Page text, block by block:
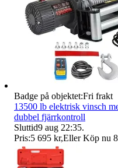
Ersättning om varan
Badge på objektet:Fri frakt
13500 lb elektrisk vinsch
dubbel fjärrkontroll
Sluttid9 aug 22:35.
Pris:5 695 kr,Eller Köp nu